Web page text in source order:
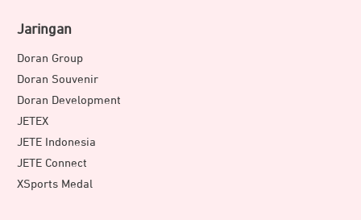
Jaringan
Doran Group
Doran Souvenir
Doran Development
JETEX
JETE Indonesia
JETE Connect
XSports Medal